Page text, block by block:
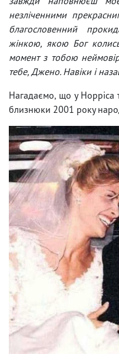
незліченними
благословенний
жінкою, якою Бог
момент з тобою
тебе, Джено. Навіки і
Нагадаємо, що у Норріса
близнюки 2001 року